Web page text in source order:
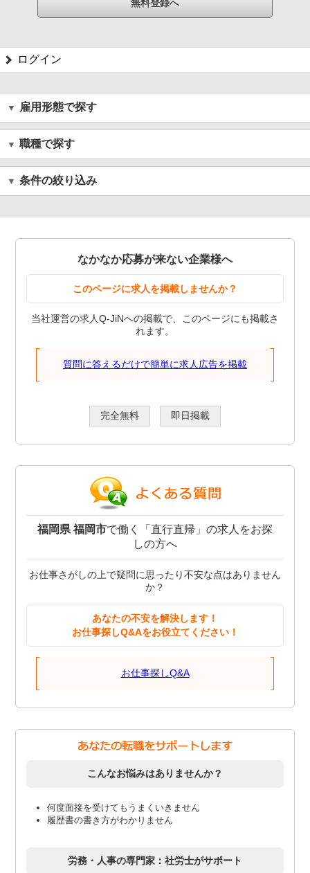
ログイン
雇用形態で探す
職種で探す
条件の絞り込み
なかなか応募が来ない企業様へ
このページに求人を掲載しませんか？
当社運営の求人Q-JiNへの掲載で、このページにも掲載さ
れます。
質問に答えるだけで簡単に求人広告を掲載
完全無料 即日掲載
福岡県 福岡市で働く「直行直帰」の求人をお探
しの方へ
お仕事さがしの上で疑問に思ったり不安な点はありません
か？
あなたの不安を解決します！
お仕事探しQ&Aをお役立てください！
お仕事探しQ&A
こんなお悩みはありませんか？
何度面接を受けてもうまくいきません
履歴書の書き方がわかりません
労務・人事の専門家：社労士がサポート